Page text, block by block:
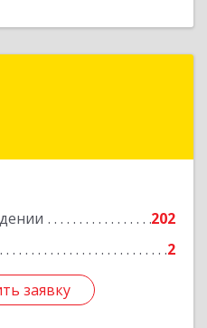
202
2
заявку
Респ, Нальчик г,
заявку